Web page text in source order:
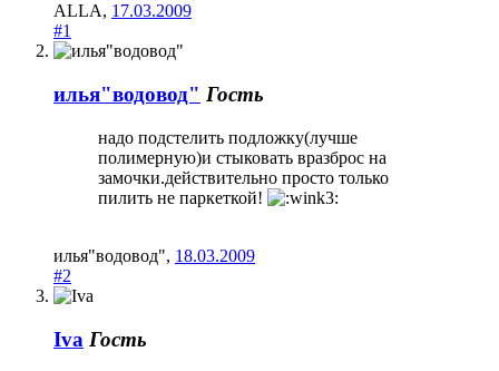
ALLA, 17.03.2009
#1
илья"водовод" Гость
надо подстелить подложку(лучше
полимерную)и стыковать вразброс на
замочки.действительно просто только
пилить не паркеткой!
илья"водовод", 18.03.2009
#2
Iva Гость